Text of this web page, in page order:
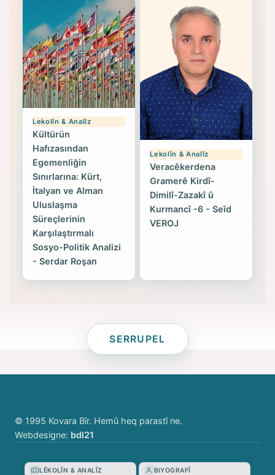
Lekolîn & Analîz
Kültürün
Hafızasından
Egemenliğin
Sınırlarına: Kürt,
İtalyan ve Alman
Uluslaşma
Süreçlerinin
Karşılaştırmalı
Sosyo-Politik Analizi
- Serdar Roşan
Lekolîn & Analîz
Veracêkerdena
Gramerê Kirdî-
Dimilî-Zazakî û
Kurmancî -6 - Seîd
VEROJ
SERRUPEL
© 1995 Kovara Bîr. Hemû heq parastî ne.
Webdesigne: bdl21
LÊKOLÎN & ANALÎZ BIYOGRAFÎ